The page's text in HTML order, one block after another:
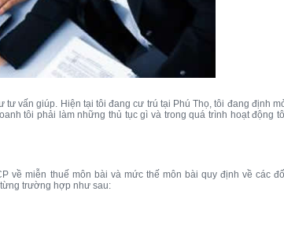
vấn giúp. Hiện tại tôi đang cư trú tại Phú Thọ, tôi đang định
tôi phải làm những thủ tục gì và trong quá trình hoạt động
về miễn thuế môn bài và mức thế môn bài quy định về các
trường hợp như sau: